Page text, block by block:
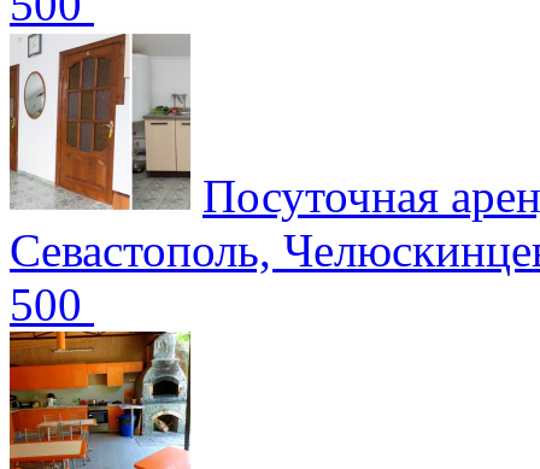
Посуточная
Севастополь,
500